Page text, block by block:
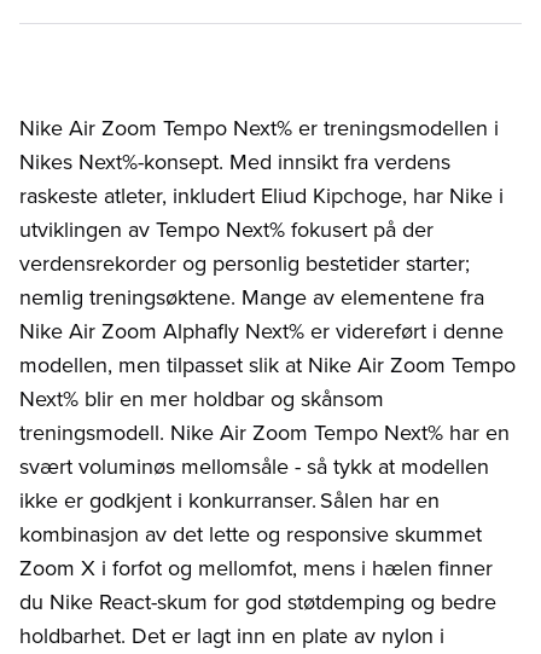
Nike Air Zoom Tempo Next% er treningsmodellen i
Nikes Next%-konsept. Med innsikt fra verdens
raskeste atleter, inkludert Eliud Kipchoge, har Nike i
utviklingen av Tempo Next% fokusert på der
verdensrekorder og personlig bestetider starter;
nemlig treningsøktene. Mange av elementene fra
Nike Air Zoom Alphafly Next% er videreført i denne
modellen, men tilpasset slik at Nike Air Zoom Tempo
Next% blir en mer holdbar og skånsom
treningsmodell. Nike Air Zoom Tempo Next% har en
svært voluminøs mellomsåle - så tykk at modellen
ikke er godkjent i konkurranser. Sålen har en
kombinasjon av det lette og responsive skummet
Zoom X i forfot og mellomfot, mens i hælen finner
du Nike React-skum for god støtdemping og bedre
holdbarhet. Det er lagt inn en plate av nylon i